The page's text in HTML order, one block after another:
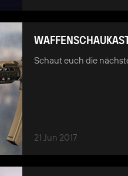
Schaut euch die
21 Jun 2017